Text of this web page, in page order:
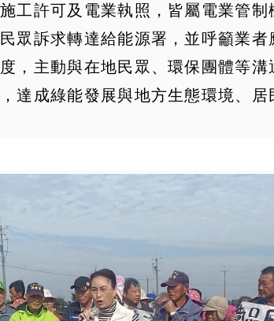
工許可及電業執照，皆屬電業管制
眾訴求轉達給能源署，並呼籲業
，主動與在地民眾、環保團體等溝
達成綠能發展與地方生態環境、居